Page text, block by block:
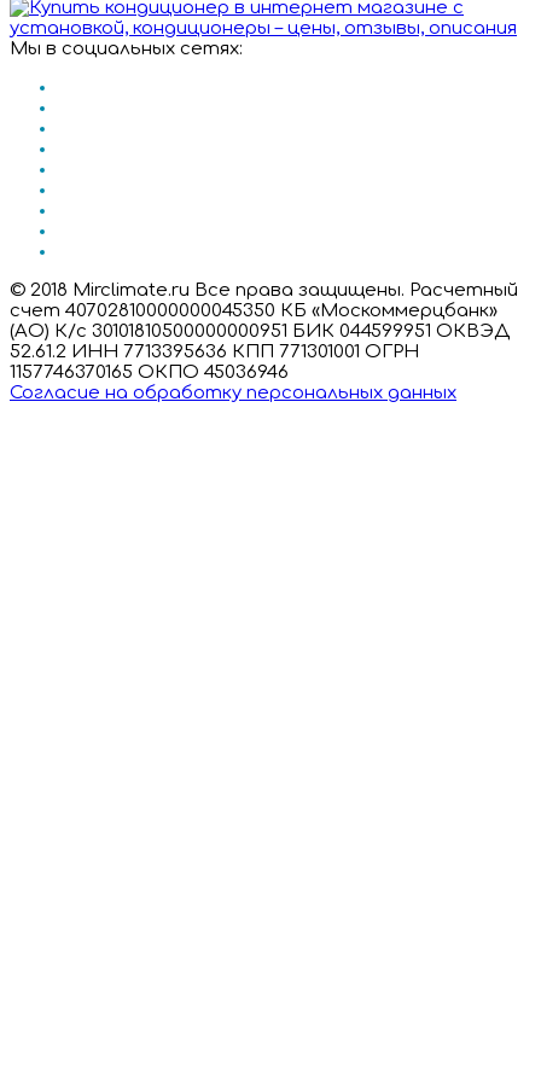
Мы в социальных сетях:
© 2018 Mirclimate.ru Все права защищены. Расчетный
счет 40702810000000045350 КБ «Москоммерцбанк»
(АО) К/с 30101810500000000951 БИК 044599951 ОКВЭД
52.61.2 ИНН 7713395636 КПП 771301001 ОГРН
1157746370165 ОКПО 45036946
Согласие на обработку персональных данных